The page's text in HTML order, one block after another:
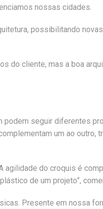
nossas cidades.
possibilitando
do cliente, mas a boa
podem seguir diferentes
um ao outro,
agilidade do croquis é
de um projeto”,
Presente em nossa